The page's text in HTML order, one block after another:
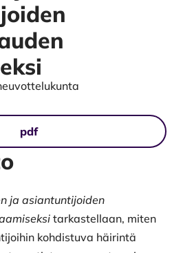
pdf
ja asiantuntijoiden
tarkastellaan, miten
kohdistuva häirintä